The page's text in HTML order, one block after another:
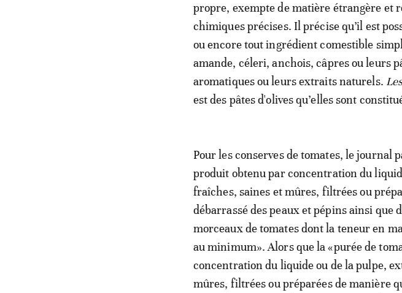
propre, exempte de matière étrangère et
chimiques précises. Il précise qu’il est
ou encore tout ingrédient comestible
amande, céleri, anchois, câpres ou leurs
aromatiques ou leurs extraits naturels.
est des pâtes d'olives qu’elles sont
Pour les conserves de tomates, le journal
produit obtenu par concentration du
fraîches, saines et mûres, filtrées ou
débarrassé des peaux et pépins ainsi que
morceaux de tomates dont la teneur en
au minimum». Alors que la «purée de
concentration du liquide ou de la pulpe,
mûres, filtrées ou préparées de manière